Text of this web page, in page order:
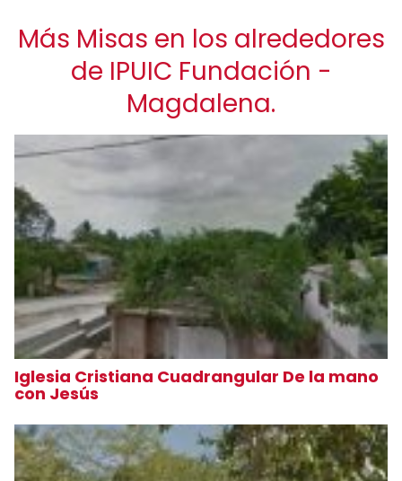
Más Misas en los alrededores
de IPUIC Fundación -
Magdalena.
Iglesia Cristiana Cuadrangular De la mano
con Jesús